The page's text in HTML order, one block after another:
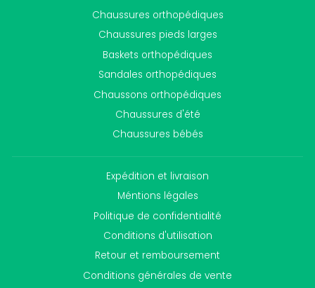
Chaussures orthopédiques
Chaussures pieds larges
Baskets orthopédiques
Sandales orthopédiques
Chaussons orthopédiques
Chaussures d'été
Chaussures bébés
Expédition et livraison
Méntions légales
Politique de confidentialité
Conditions d'utilisation
Retour et remboursement
Conditions générales de vente